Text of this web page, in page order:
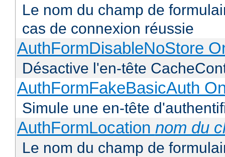
Le nom du champ de
cas de connexion réussie
AuthFormDisableNoStore
Désactive l'en-tête
AuthFormFakeBasicAuth
Simule une en-tête
AuthFormLocation nom du
Le nom du champ de